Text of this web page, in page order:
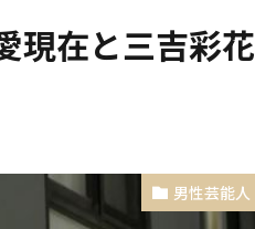
現在と三吉彩花
男性芸能人